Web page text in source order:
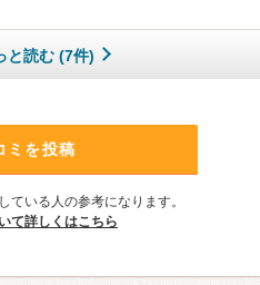
と読む (7件)
ミを投稿
ている人の参考になります。
て詳しくはこちら